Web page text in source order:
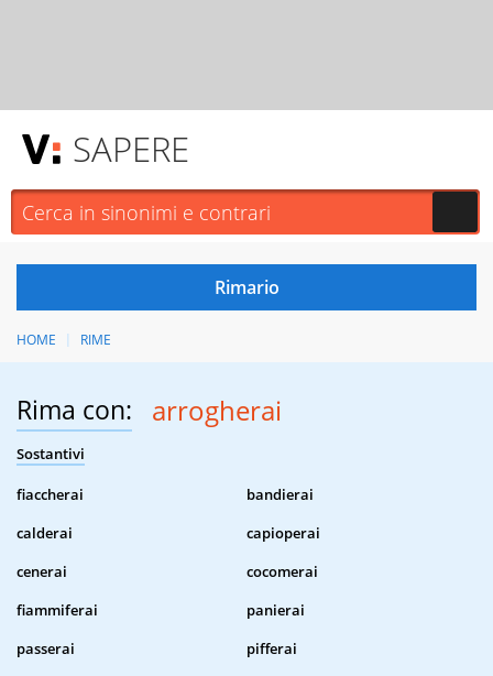
SAPERE
HOME RIME
Rima con: arrogherai
Sostantivi
fiaccherai
bandierai
calderai
capioperai
cenerai
cocomerai
fiammiferai
panierai
passerai
pifferai